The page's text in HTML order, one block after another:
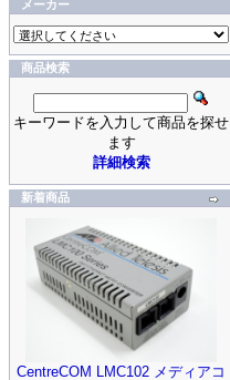
メーカー
商品検索
キーワードを入力して商品を探せ
ます
詳細検索
新着商品
CentreCOM LMC102 メディアコ